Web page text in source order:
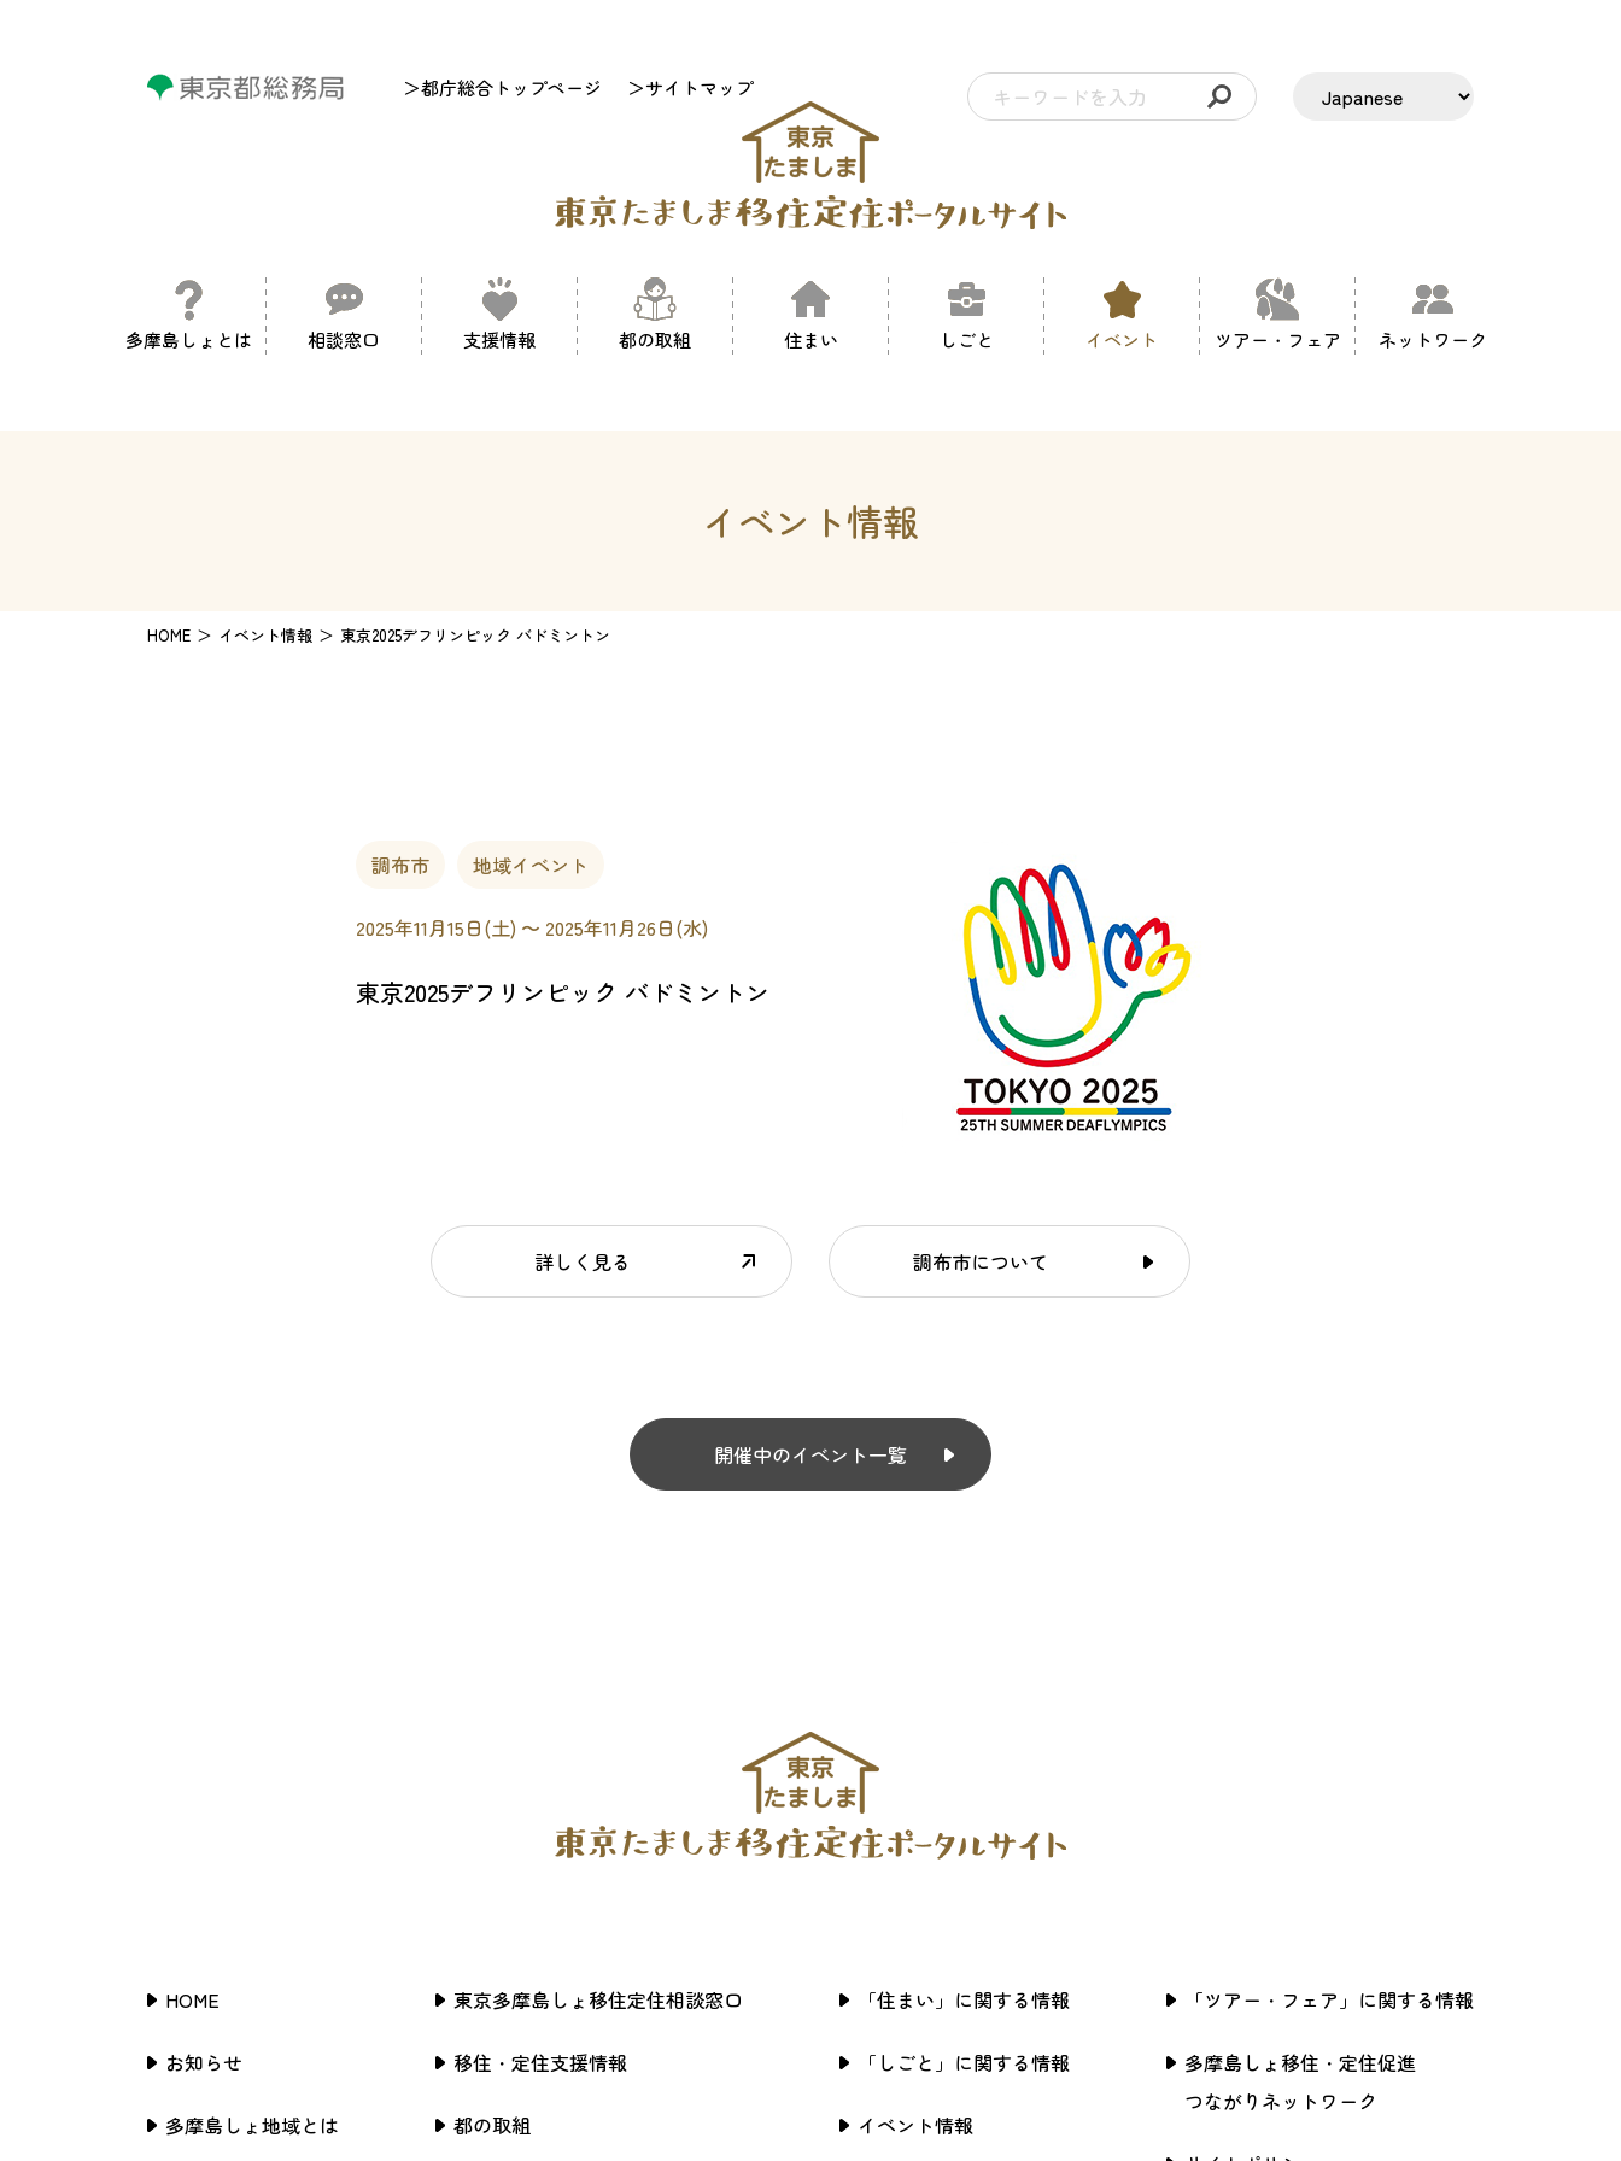
＞都庁総合トップページ ＞サイトマップ
多摩島しょとは 相談窓口 支援情報 都の取組 住まい しごと イベント ツアー・フェア ネットワーク
イベント情報
HOME イベント情報 東京2025デフリンピック バドミントン
調布市 地域イベント
2025年11月15日(土) 〜 2025年11月26日(水)
東京2025デフリンピック バドミントン
詳しく見る 調布市について
開催中のイベント一覧
HOME
お知らせ
多摩島しょ地域とは
東京多摩島しょ移住定住相談窓口
移住・定住支援情報
都の取組
「住まい」に関する情報
「しごと」に関する情報
イベント情報
「ツアー・フェア」に関する情報
多摩島しょ移住・定住促進
つながりネットワーク